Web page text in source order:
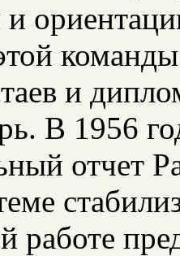
и
и
В 1956
отчет
работе